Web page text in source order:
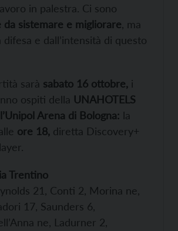
in palestra. Ci sono
da sistemare e migliorare , ma
e dall’intensità di questo
sarà sabato 16 ottobre, i
ospiti della UNAHOTELS
Arena di Bologna: la
ore 18, diretta Discovery+
Trentino
21, Conti 2, Morina ne,
17, Saunders 6,
ne, Ladurner 2,